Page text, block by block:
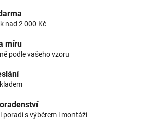
k
ý
nad 2 000 Kč
míru
podle vašeho vzoru
poradí s výběrem i montáží